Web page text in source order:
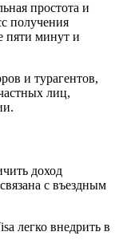
простота и
получения
пяти минут и
и турагентов,
лиц,
доход
с въездным
легко внедрить в